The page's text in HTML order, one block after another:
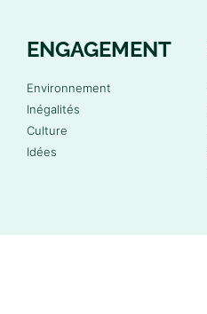
ENGAGEMENT
Environnement
Inégalités
Culture
Idées